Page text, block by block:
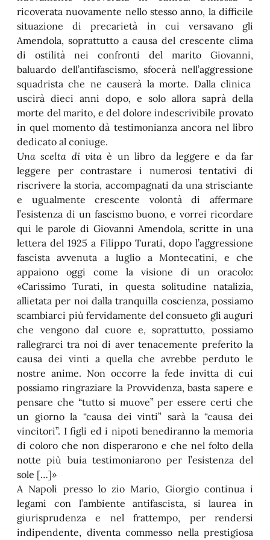
ricoverata nuovamente nello stesso anno, la difficile
situazione di precarietà in cui versavano gli
Amendola, soprattutto a causa del crescente clima
di ostilità nei confronti del marito Giovanni,
baluardo dell’antifascismo, sfocerà nell’aggressione
squadrista che ne causerà la morte. Dalla clinica
uscirà dieci anni dopo, e solo allora saprà della
morte del marito, e del dolore indescrivibile provato
in quel momento dà testimonianza ancora nel libro
dedicato al coniuge.
Una scelta di vita è un libro da leggere e da far
leggere per contrastare i numerosi tentativi di
riscrivere la storia, accompagnati da una strisciante
e ugualmente crescente volontà di affermare
l’esistenza di un fascismo buono, e vorrei ricordare
qui le parole di Giovanni Amendola, scritte in una
lettera del 1925 a Filippo Turati, dopo l’aggressione
fascista avvenuta a luglio a Montecatini, e che
appaiono oggi come la visione di un oracolo:
«Carissimo Turati, in questa solitudine natalizia,
allietata per noi dalla tranquilla coscienza, possiamo
scambiarci più fervidamente del consueto gli auguri
che vengono dal cuore e, soprattutto, possiamo
rallegrarci tra noi di aver tenacemente preferito la
causa dei vinti a quella che avrebbe perduto le
nostre anime. Non occorre la fede invitta di cui
possiamo ringraziare la Provvidenza, basta sapere e
pensare che “tutto si muove” per essere certi che
un giorno la “causa dei vinti” sarà la “causa dei
vincitori”. I figli ed i nipoti benediranno la memoria
di coloro che non disperarono e che nel folto della
notte più buia testimoniarono per l’esistenza del
sole […]»
A Napoli presso lo zio Mario, Giorgio continua i
legami con l’ambiente antifascista, si laurea in
giurisprudenza e nel frattempo, per rendersi
indipendente, diventa commesso nella prestigiosa